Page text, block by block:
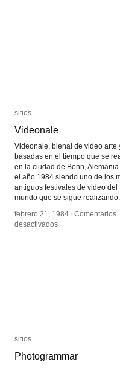
sitios
Videonale
Videonale, bienal de video arte
basadas en el tiempo que se
en la ciudad de Bonn, Alemania
el año 1984 siendo uno de los
antiguos festivales de video del
mundo que se sigue
febrero 21, 1984 / Comentarios
desactivadosen
sitios
Videonale
febrero 21, 1984 / Comentarios
desactivadosen
sitios
Photogrammar
sitios
Photogrammar